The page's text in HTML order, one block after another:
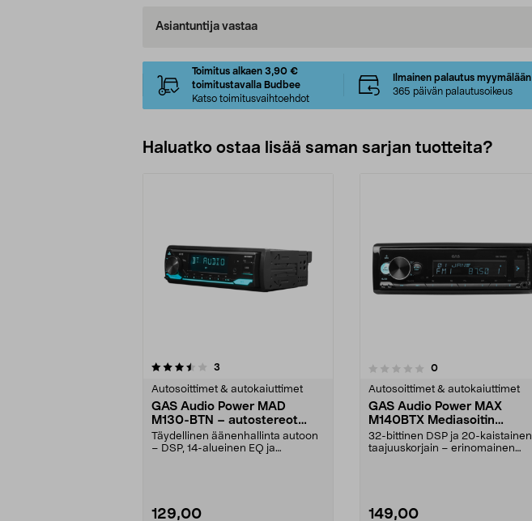
Asiantuntija vastaa
Toimitus alkaen 3,90 €
toimitustavalla Budbee
Katso toimitusvaihtoehdot
Ilmainen palautus myymälään
365 päivän palautusoikeus
Haluatko ostaa lisää saman sarjan tuotteita?
3
Autosoittimet & autokaiuttimet
GAS Audio Power MAD
M130-BTN – autostereot
DSP & Bluetooth 5.3
Täydellinen äänenhallinta autoon
– DSP, 14-alueinen EQ ja
129,00
0.0viidestä
0arvostelut
Autosoittimet & autokaiuttimet
GAS Audio Power MAX
M140BTX Mediasoitin
Bluetooth, USB, DSP
32-bittinen DSP ja 20-kaistainen
taajuuskorjain – erinomainen
149,00